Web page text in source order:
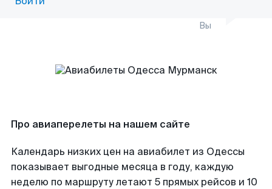
Вы
Про авиаперелеты на нашем сайте
Календарь низких цен на авиабилет из Одессы
показывает выгодные месяца в году, каждую
неделю по маршруту летают 5 прямых рейсов и 10